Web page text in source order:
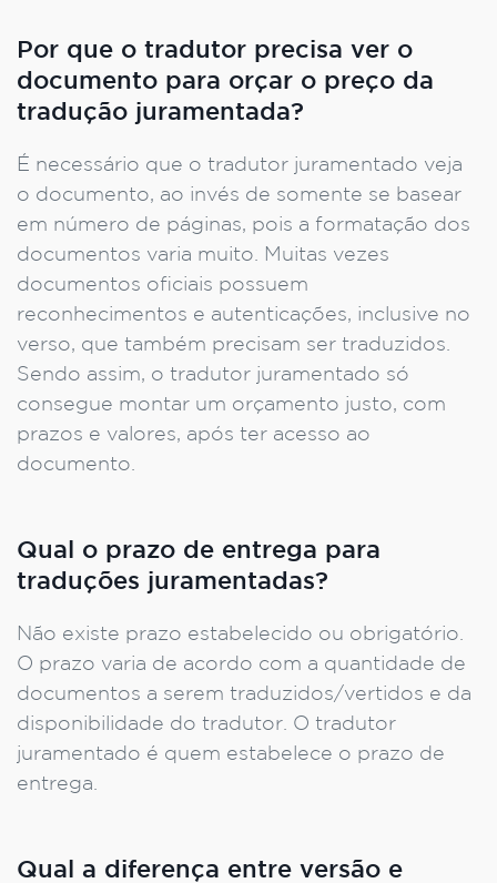
Por que o tradutor precisa ver o
documento para orçar o preço da
tradução juramentada?
É necessário que o tradutor juramentado veja
o documento, ao invés de somente se basear
em número de páginas, pois a formatação dos
documentos varia muito. Muitas vezes
documentos oficiais possuem
reconhecimentos e autenticações, inclusive no
verso, que também precisam ser traduzidos.
Sendo assim, o tradutor juramentado só
consegue montar um orçamento justo, com
prazos e valores, após ter acesso ao
documento.
Qual o prazo de entrega para
traduções juramentadas?
Não existe prazo estabelecido ou obrigatório.
O prazo varia de acordo com a quantidade de
documentos a serem traduzidos/vertidos e da
disponibilidade do tradutor. O tradutor
juramentado é quem estabelece o prazo de
entrega.
Qual a diferença entre versão e